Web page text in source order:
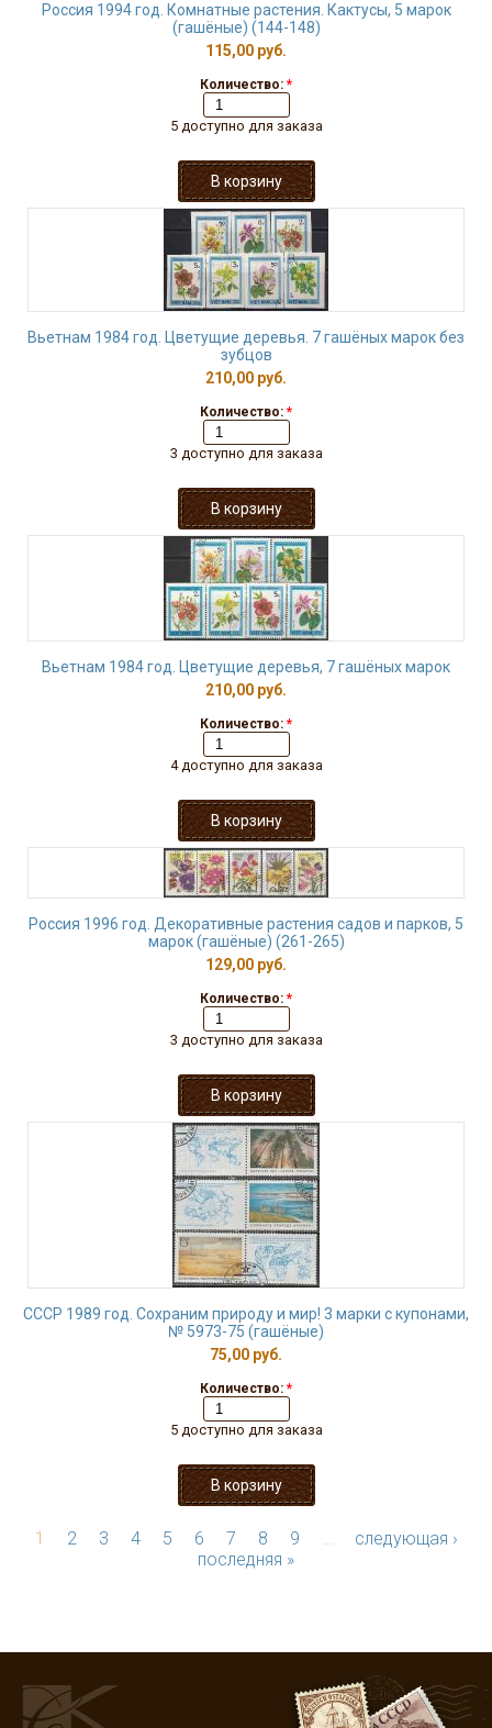
Россия 1994 год. Комнатные растения. Кактусы, 5 марок
(гашёные) (144-148)
115,00 руб.
Количество: *
5 доступно для заказа
Вьетнам 1984 год. Цветущие деревья. 7 гашёных марок без
зубцов
210,00 руб.
Количество: *
3 доступно для заказа
Вьетнам 1984 год. Цветущие деревья, 7 гашёных марок
210,00 руб.
Количество: *
4 доступно для заказа
Россия 1996 год. Декоративные растения садов и парков, 5
марок (гашёные) (261-265)
129,00 руб.
Количество: *
3 доступно для заказа
СССР 1989 год. Сохраним природу и мир! 3 марки с купонами,
№ 5973-75 (гашёные)
75,00 руб.
Количество: *
5 доступно для заказа
1 2 3 4 5 6 7 8 9 …
следующая ›
последняя »